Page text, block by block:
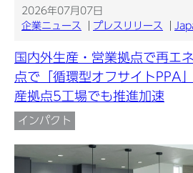
2026年07月07日
企業ニュース
プレスリリース
国内外生産・営業拠点で再エ
点で「循環型オフサイトPPA
産拠点5工場でも推進加速
インパクト